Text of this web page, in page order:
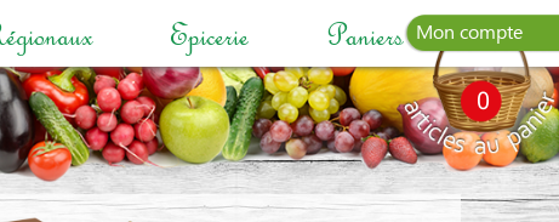
Mon compte
0
Epicerie Paniers Garnis